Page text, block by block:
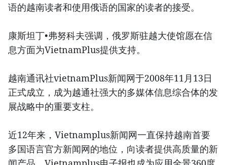
语的越南读者和使用俄语的国家的读者的接受。
康斯坦丁•弗努科夫强调，俄罗斯驻越大使馆愿在信
息方面为VietnamPlus提供支持。
越南通讯社vietnamPlus新闻网于2008年11月13日
正式成立，成为越通社强大的多媒体信息综合体的发
展战略中的重要支柱。
近12年来，Vietnamplus新闻网一直保持越南首要
多国语言官方新闻网的地位，向读者提供高质量的新